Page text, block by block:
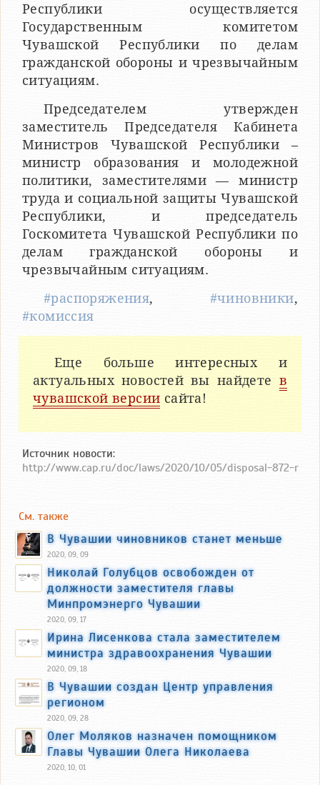
Республики осуществляется
Государственным комитетом
Чувашской Республики по делам
гражданской обороны и чрезвычайным
ситуациям.
Председателем утвержден
заместитель Председателя Кабинета
Министров Чувашской Республики –
министр образования и молодежной
политики, заместителями — министр
труда и социальной защиты Чувашской
Республики, и председатель
Госкомитета Чувашской Республики по
делам гражданской обороны и
чрезвычайным ситуациям.
#распоряжения, #чиновники,
#комиссия
Еще больше интересных и
актуальных новостей вы найдете в
чувашской версии сайта!
Источник новости:
http://www.cap.ru/doc/laws/2020/10/05/disposal-872-r
См. также
В Чувашии чиновников станет меньше
2020, 09, 09
Николай Голубцов освобожден от
должности заместителя главы
Минпромэнерго Чувашии
2020, 09, 17
Ирина Лисенкова стала заместителем
министра здравоохранения Чувашии
2020, 09, 18
В Чувашии создан Центр управления
регионом
2020, 09, 28
Олег Моляков назначен помощником
Главы Чувашии Олега Николаева
2020, 10, 01